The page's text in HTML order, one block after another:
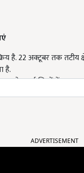
है. 22 अक्टूबर तक तटीय
है.
समेत कई जिलों में
खराब रहेगा.